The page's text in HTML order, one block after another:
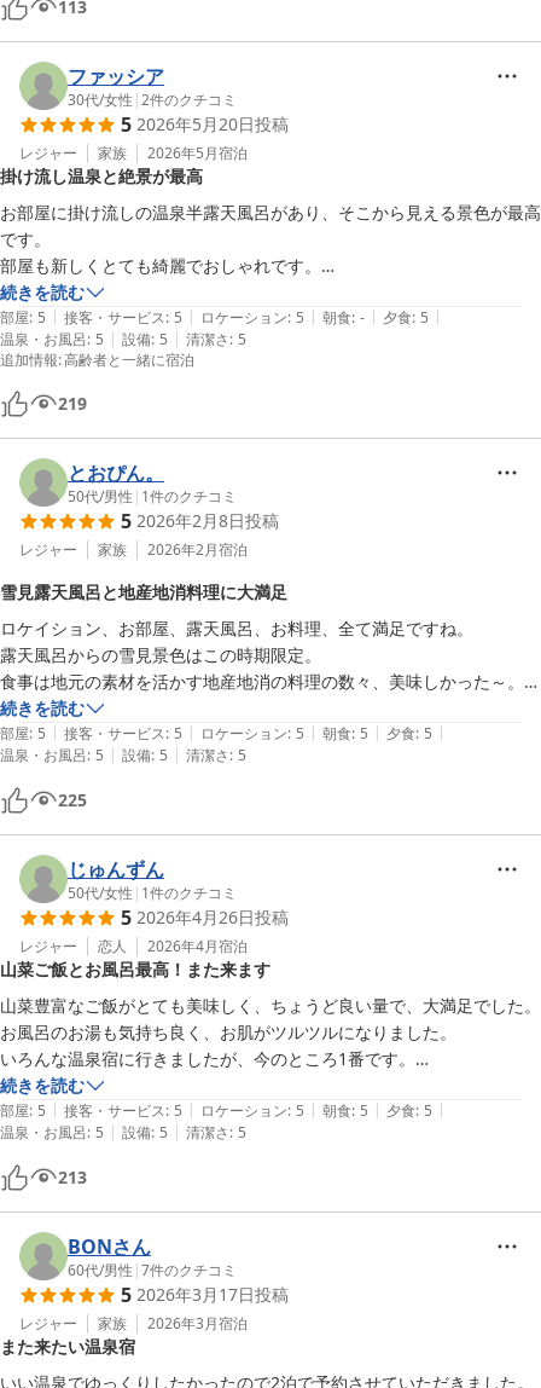
113
ファッシア
30代/女性 |2件のクチコミ
5 2026年5月20日投稿
レジャー 家族 2026年5月宿泊
掛け流し温泉と絶景が最高
お部屋に掛け流しの温泉半露天風呂があり、そこから見える景色が最高
です。
部屋も新しくとても綺麗でおしゃれです。
離れなので、他が全く気になりません。
食事も色々アレンジされた山菜も普段食べないので新鮮でした。
おすすめの宿です。
続きを読む
部屋: 5 | 接客・サービス: 5 | ロケーション: 5 | 朝食: - | 夕食: 5 |
温泉・お風呂: 5 | 設備: 5 | 清潔さ: 5
追加情報:高齢者と一緒に宿泊
219
とおぴん。
50代/男性 | 1件のクチコミ
5 2026年2月8日投稿
レジャー 家族 2026年2月宿泊
雪見露天風呂と地産地消料理に大満足
ロケイション、お部屋、露天風呂、お料理、全て満足ですね。
露天風呂からの雪見景色はこの時期限定。
食事は地元の素材を活かす地産地消の料理の数々、美味しかった～。
続きを読む
部屋: 5 | 接客・サービス: 5 | ロケーション: 5 | 朝食: 5 | 夕食: 5 |
温泉・お風呂: 5 | 設備: 5 | 清潔さ: 5
225
じゅんずん
50代/女性 | 1件のクチコミ
5 2026年4月26日投稿
レジャー 恋人 2026年4月宿泊
山菜ご飯とお風呂最高！また来ます
山菜豊富なご飯がとても美味しく、ちょうど良い量で、大満足でした。
お風呂のお湯も気持ち良く、お肌がツルツルになりました。
いろんな温泉宿に行きましたが、今のところ1番です。
是非またお伺いして、今度は違うお部屋に泊まりたいと思います。
ありがとうございました。
続きを読む
部屋: 5 | 接客・サービス: 5 | ロケーション: 5 | 朝食: 5 | 夕食: 5 |
温泉・お風呂: 5 | 設備: 5 | 清潔さ: 5
213
BONさん
60代/男性 |7件のクチコミ
5 2026年3月17日投稿
レジャー 家族 2026年3月宿泊
また来たい温泉宿
いい温泉でゆっくりしたかったので2泊で予約させていただきました。